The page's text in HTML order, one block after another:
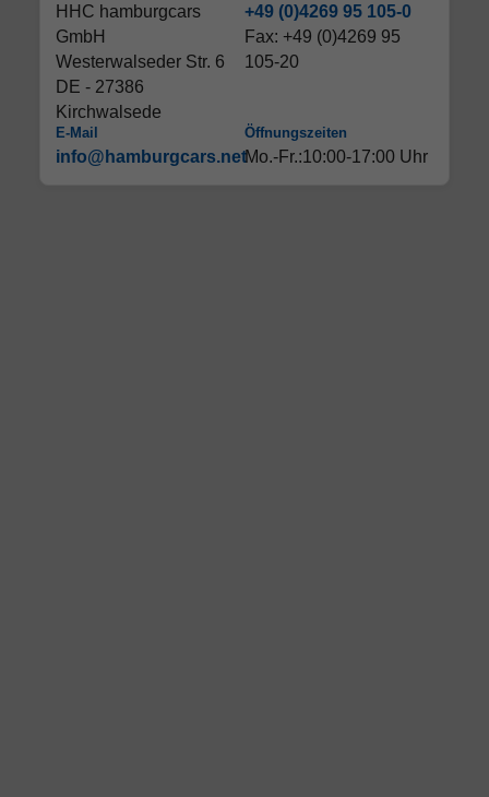
HHC hamburgcars
GmbH
Westerwalseder Str. 6
DE - 27386
Kirchwalsede
+49 (0)4269 95 105-0
Fax: +49 (0)4269 95
105-20
E-Mail
info@hamburgcars.net
Öffnungszeiten
Mo.-Fr.:10:00-17:00 Uhr